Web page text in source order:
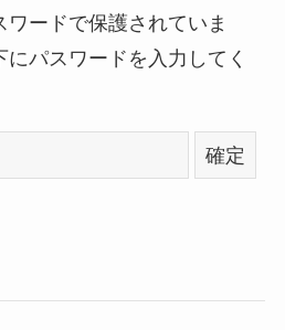
ードで保護されていま
パスワードを入力してく